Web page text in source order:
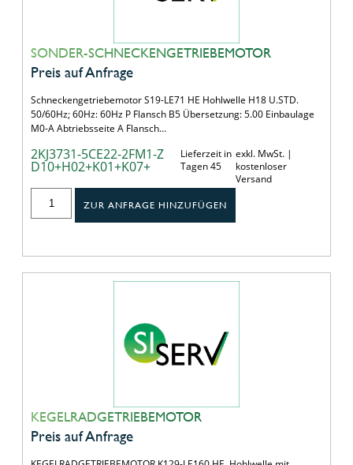
SONDER-SCHNECKENGETRIEBEMOTOR
Preis auf Anfrage
Schneckengetriebemotor S19-LE71 HE Hohlwelle H18 U.STD.
50/60Hz; 60Hz: 60Hz P Flansch B5 Übersetzung: 5.00 Einbaulage
M0-A Abtriebsseite A Flansch…
2KJ3731-5CE22-2FM1-Z
D10+H02+K01+K07+
Lieferzeit in
Tagen 45
exkl. MwSt. |
kostenloser
Versand
ZUR ANFRAGE HINZUFÜGEN
KEGELRADGETRIEBEMOTOR
Preis auf Anfrage